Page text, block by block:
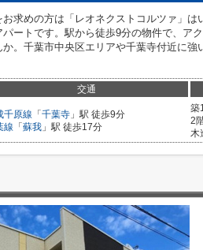
求めの方は「レオネクストコルツァ」
ートです。駅から徒歩9分の物件で、ア
。千葉市中央区エリアや千葉寺付近に
交通
千原線 「 千葉寺 」駅 徒歩9分
線 「 蘇我 」駅 徒歩17分
築
2
木